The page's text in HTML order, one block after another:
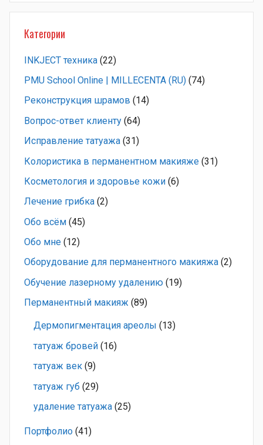
Категории
INKJECT техника (22)
PMU School Online | MILLECENTA (RU) (74)
Pеконструкция шрамов (14)
Вопрос-ответ клиенту (64)
Исправление татуажа (31)
Колористика в перманентном макияже (31)
Косметология и здоровье кожи (6)
Лечение грибка (2)
Обо всём (45)
Обо мне (12)
Оборудование для перманентного макияжа (2)
Обучение лазерному удалению (19)
Перманентный макияж (89)
Дермопигментация ареолы (13)
татуаж бровей (16)
татуаж век (9)
татуаж губ (29)
удаление татуажа (25)
Портфолио (41)